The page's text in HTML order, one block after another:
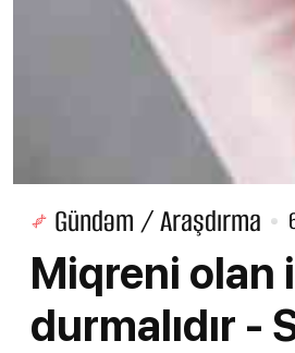
Gündəm / Araşdırma
Miqreni olan
durmalıdır -